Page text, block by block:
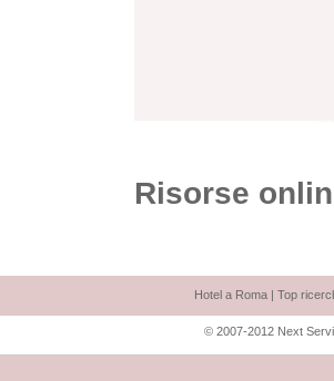
Risorse
Hotel a Roma| Top
© 2007-2012 Next